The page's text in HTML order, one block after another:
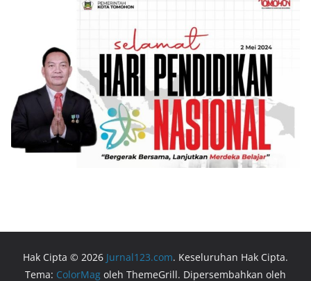
Hak Cipta © 2026 Jurnal123.com. Keseluruhan Hak Cipta.
Tema: ColorMag oleh ThemeGrill. Dipersembahkan oleh